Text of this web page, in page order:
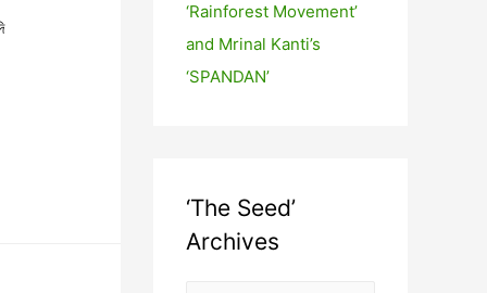
‘Rainforest Movement’
and Mrinal Kanti’s
‘SPANDAN’
‘The Seed’
Archives